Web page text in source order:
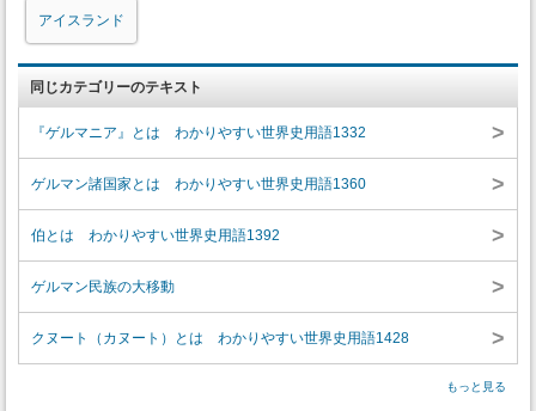
アイスランド
同じカテゴリーのテキスト
『ゲルマニア』とは わかりやすい世界史用語1332 >
ゲルマン諸国家とは わかりやすい世界史用語1360 >
伯とは わかりやすい世界史用語1392 >
ゲルマン民族の大移動 >
クヌート（カヌート）とは わかりやすい世界史用語1428 >
もっと見る